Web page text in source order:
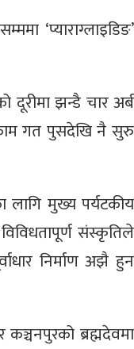
‘प्याराग्लाइडिङ’
दूरीमा झन्डै चार अर्ब
गत पुसदेखि नै सुरु
लागि मुख्य पर्यटकीय
संस्कृतिले
निर्माण अझै हुन
कञ्चनपुरको ब्रह्मदेवमा